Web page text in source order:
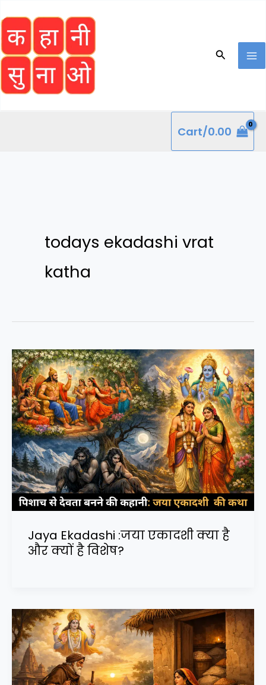
to
content
Search
Cart/0.00
todays ekadashi vrat
katha
Jaya Ekadashi :जया एकादशी क्या है
और क्यों है विशेष?